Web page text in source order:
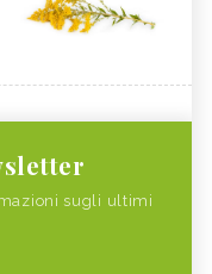
sugli ultimi